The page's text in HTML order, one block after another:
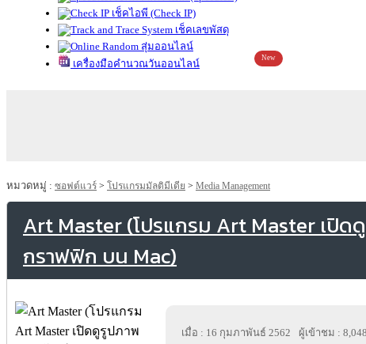
เช็คไอพี (Check IP)
เช็คเลขพัสดุ
สุ่มออนไลน์
เครื่องมือคำนวณวันออนไลน์
New
หมวดหมู่ : ซอฟต์แวร์ > โปรแกรมมัลติมีเดีย > Media Management
Art Master (โปรแกรม Art Master เปิด
กราฟฟิก บน Mac)
เมื่อ : 16 กุมภาพันธ์ 2562 ผู้เข้าชม : 8,048